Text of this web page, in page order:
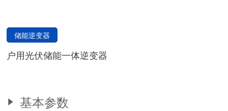
储能逆变器
户用光伏储能一体逆变器
基本参数